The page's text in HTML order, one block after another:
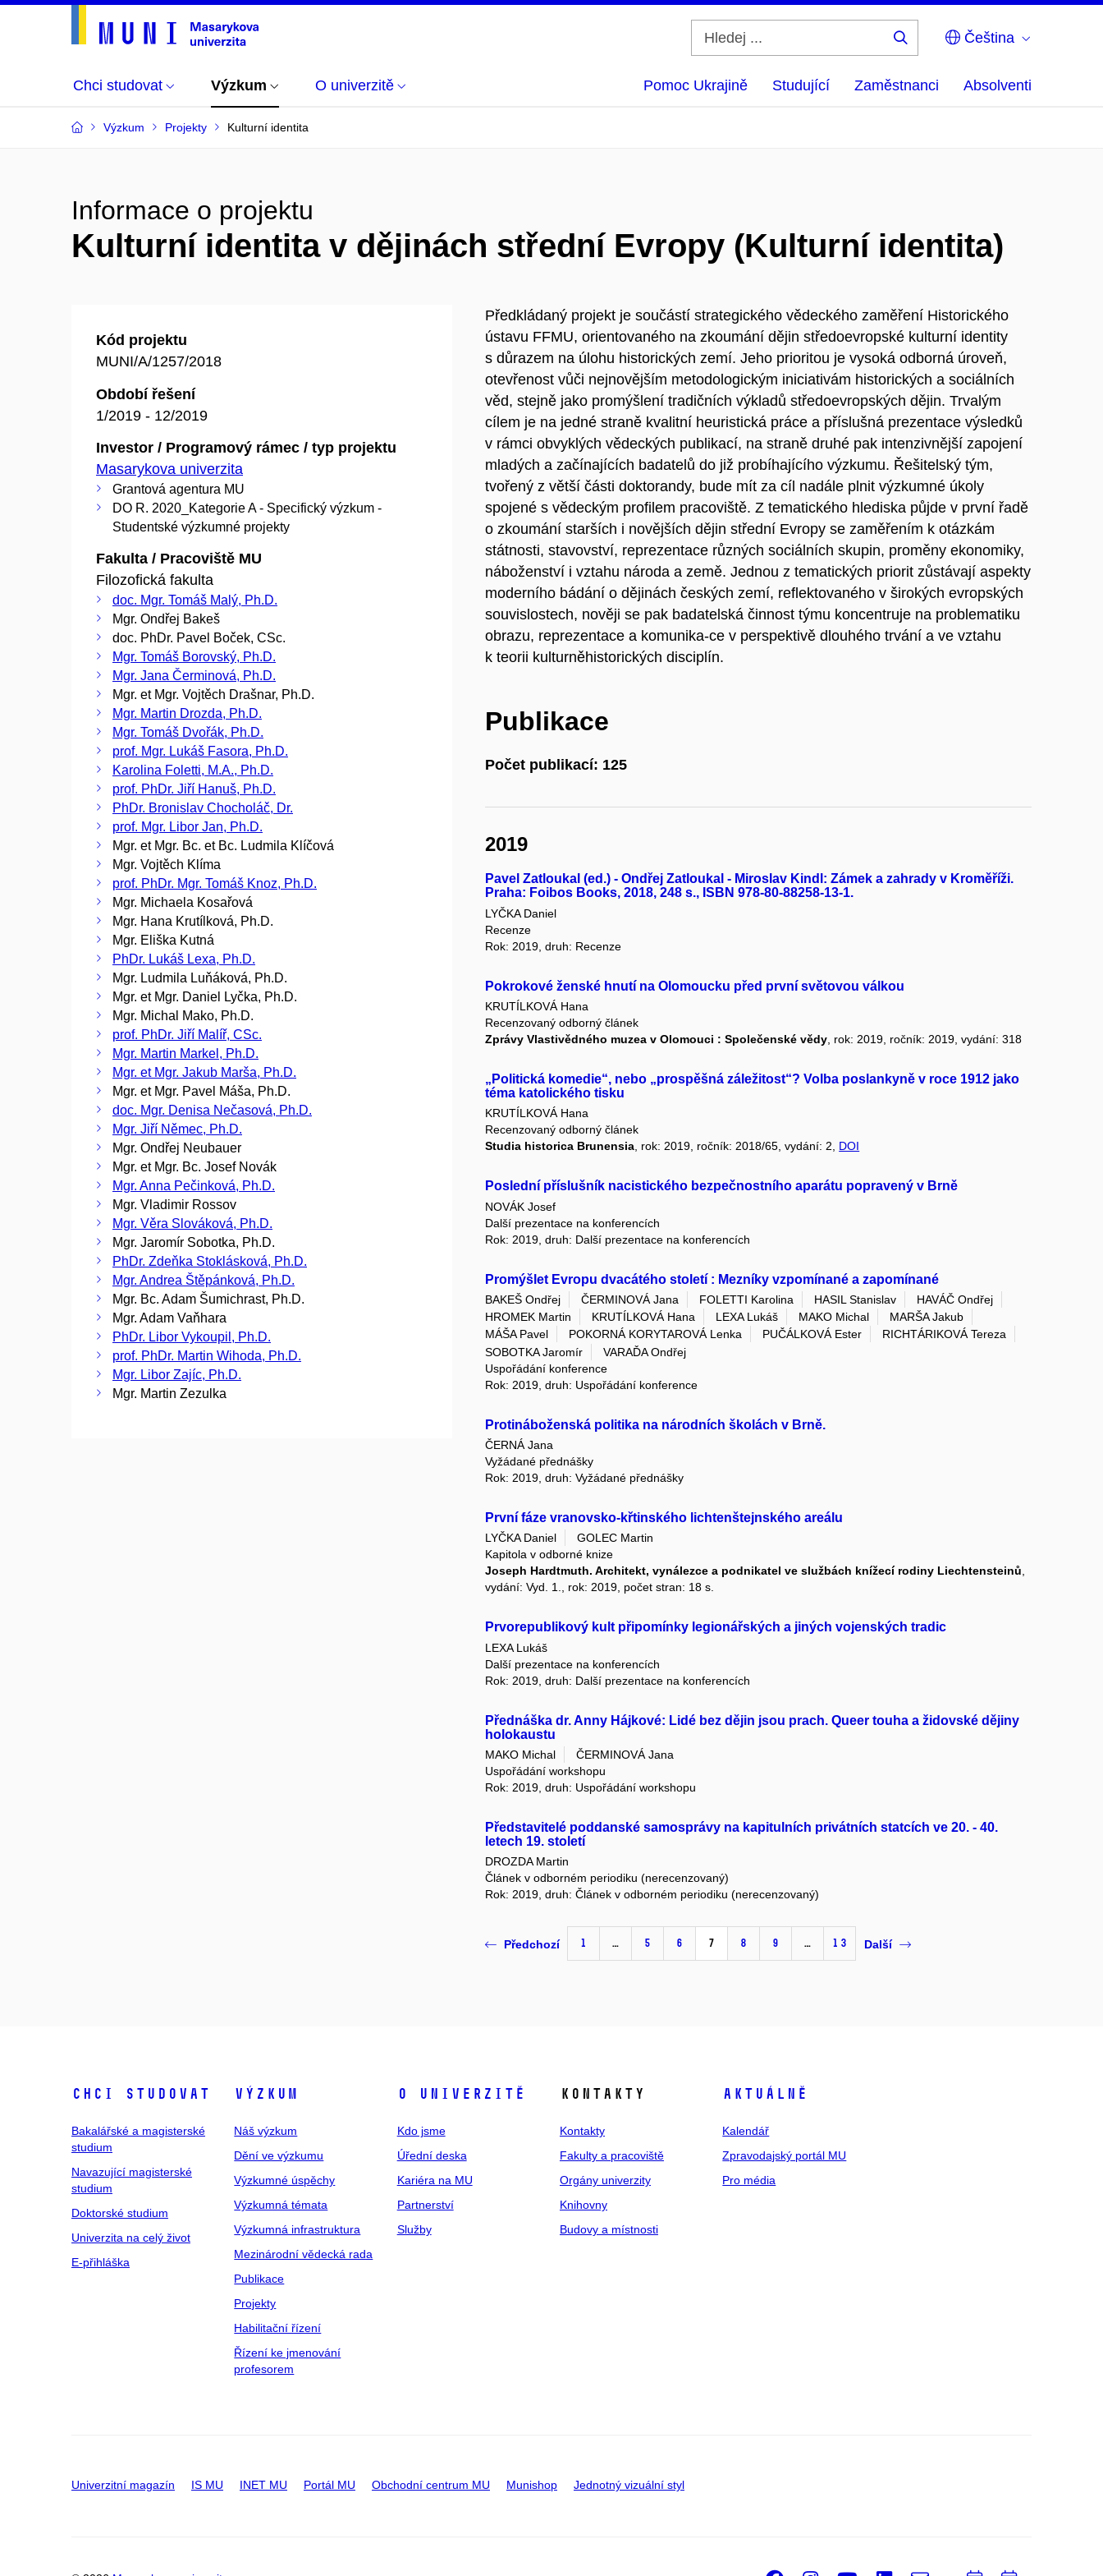
Čeština
Chci studovat Výzkum O univerzitě Pomoc Ukrajině Studující Zaměstnanci Absolventi
Výzkum Projekty Kulturní identita
Informace o projektu
Kulturní identita v dějinách střední Evropy (Kulturní identita)
Kód projektu
MUNI/A/1257/2018
Období řešení
1/2019 - 12/2019
Investor / Programový rámec / typ projektu
Masarykova univerzita
Grantová agentura MU
DO R. 2020_Kategorie A - Specifický výzkum -
Studentské výzkumné projekty
Fakulta / Pracoviště MU
Filozofická fakulta
doc. Mgr. Tomáš Malý, Ph.D.
Mgr. Ondřej Bakeš
doc. PhDr. Pavel Boček, CSc.
Mgr. Tomáš Borovský, Ph.D.
Mgr. Jana Čerminová, Ph.D.
Mgr. et Mgr. Vojtěch Drašnar, Ph.D.
Mgr. Martin Drozda, Ph.D.
Mgr. Tomáš Dvořák, Ph.D.
prof. Mgr. Lukáš Fasora, Ph.D.
Karolina Foletti, M.A., Ph.D.
prof. PhDr. Jiří Hanuš, Ph.D.
PhDr. Bronislav Chocholáč, Dr.
prof. Mgr. Libor Jan, Ph.D.
Mgr. et Mgr. Bc. et Bc. Ludmila Klíčová
Mgr. Vojtěch Klíma
prof. PhDr. Mgr. Tomáš Knoz, Ph.D.
Mgr. Michaela Kosařová
Mgr. Hana Krutílková, Ph.D.
Mgr. Eliška Kutná
PhDr. Lukáš Lexa, Ph.D.
Mgr. Ludmila Luňáková, Ph.D.
Mgr. et Mgr. Daniel Lyčka, Ph.D.
Mgr. Michal Mako, Ph.D.
prof. PhDr. Jiří Malíř, CSc.
Mgr. Martin Markel, Ph.D.
Mgr. et Mgr. Jakub Marša, Ph.D.
Mgr. et Mgr. Pavel Máša, Ph.D.
doc. Mgr. Denisa Nečasová, Ph.D.
Mgr. Jiří Němec, Ph.D.
Mgr. Ondřej Neubauer
Mgr. et Mgr. Bc. Josef Novák
Mgr. Anna Pečinková, Ph.D.
Mgr. Vladimir Rossov
Mgr. Věra Slováková, Ph.D.
Mgr. Jaromír Sobotka, Ph.D.
PhDr. Zdeňka Stoklásková, Ph.D.
Mgr. Andrea Štěpánková, Ph.D.
Mgr. Bc. Adam Šumichrast, Ph.D.
Mgr. Adam Vaňhara
PhDr. Libor Vykoupil, Ph.D.
prof. PhDr. Martin Wihoda, Ph.D.
Mgr. Libor Zajíc, Ph.D.
Mgr. Martin Zezulka
Předkládaný projekt je součástí strategického vědeckého zaměření Historického
ústavu FFMU, orientovaného na zkoumání dějin středoevropské kulturní identity
s důrazem na úlohu historických zemí. Jeho prioritou je vysoká odborná úroveň,
otevřenost vůči nejnovějším metodologickým iniciativám historických a sociálních
věd, stejně jako promýšlení tradičních výkladů středoevropských dějin. Trvalým
cílem je na jedné straně kvalitní heuristická práce a příslušná prezentace výsledků
v rámci obvyklých vědeckých publikací, na straně druhé pak intenzivnější zapojení
mladých a začínajících badatelů do již probíhajícího výzkumu. Řešitelský tým,
tvořený z větší části doktorandy, bude mít za cíl nadále plnit výzkumné úkoly
spojené s vědeckým profilem pracoviště. Z tematického hlediska půjde v první řadě
o zkoumání starších i novějších dějin střední Evropy se zaměřením k otázkám
státnosti, stavovství, reprezentace různých sociálních skupin, proměny ekonomiky,
náboženství i vztahu národa a země. Jednou z tematických priorit zůstávají aspekty
moderního bádání o dějinách českých zemí, reflektovaného v širokých evropských
souvislostech, nověji se pak badatelská činnost týmu koncentruje na problematiku
obrazu, reprezentace a komunika-ce v perspektivě dlouhého trvání a ve vztahu
k teorii kulturněhistorických disciplín.
Publikace
Počet publikací: 125
2019
Pavel Zatloukal (ed.) - Ondřej Zatloukal - Miroslav Kindl: Zámek a zahrady v Kroměříži.
Praha: Foibos Books, 2018, 248 s., ISBN 978-80-88258-13-1.
LYČKA Daniel
Recenze
Rok: 2019, druh: Recenze
Pokrokové ženské hnutí na Olomoucku před první světovou válkou
KRUTÍLKOVÁ Hana
Recenzovaný odborný článek
Zprávy Vlastivědného muzea v Olomouci : Společenské vědy , rok: 2019, ročník: 2019, vydání: 318
„Politická komedie“, nebo „prospěšná záležitost“? Volba poslankyně v roce 1912 jako
téma katolického tisku
KRUTÍLKOVÁ Hana
Recenzovaný odborný článek
Studia historica Brunensia, rok: 2019, ročník: 2018/65, vydání: 2, DOI
Poslední příslušník nacistického bezpečnostního aparátu popravený v Brně
NOVÁK Josef
Další prezentace na konferencích
Rok: 2019, druh: Další prezentace na konferencích
Promýšlet Evropu dvacátého století : Mezníky vzpomínané a zapomínané
BAKEŠ Ondřej ČERMINOVÁ Jana FOLETTI Karolina HASIL Stanislav
HAVÁČ Ondřej
HROMEK Martin
KRUTÍLKOVÁ Hana LEXA Lukáš MAKO Michal
MARŠA Jakub
MÁŠA Pavel
POKORNÁ KORYTAROVÁ Lenka PUČÁLKOVÁ Ester
RICHTÁRIKOVÁ Tereza
SOBOTKA Jaromír
VARAĎA Ondřej
Uspořádání konference
Rok: 2019, druh: Uspořádání konference
Protináboženská politika na národních školách v Brně.
ČERNÁ Jana
Vyžádané přednášky
Rok: 2019, druh: Vyžádané přednášky
První fáze vranovsko-křtinského lichtenštejnského areálu
LYČKA Daniel
GOLEC Martin
Kapitola v odborné knize
Joseph Hardtmuth. Architekt, vynálezce a podnikatel ve službách knížecí rodiny Liechtensteinů,
vydání: Vyd. 1., rok: 2019, počet stran: 18 s.
Prvorepublikový kult připomínky legionářských a jiných vojenských tradic
LEXA Lukáš
Další prezentace na konferencích
Rok: 2019, druh: Další prezentace na konferencích
Přednáška dr. Anny Hájkové: Lidé bez dějin jsou prach. Queer touha a židovské dějiny
holokaustu
MAKO Michal
ČERMINOVÁ Jana
Uspořádání workshopu
Rok: 2019, druh: Uspořádání workshopu
Představitelé poddanské samosprávy na kapitulních privátních statcích ve 20. - 40.
letech 19. století
DROZDA Martin
Článek v odborném periodiku (nerecenzovaný)
Rok: 2019, druh: Článek v odborném periodiku (nerecenzovaný)
Předchozí 1 … 5 6 7 8 9 … 13 Další
Chci studovat
Bakalářské a magisterské
studium
Navazující magisterské
studium
Doktorské studium
Univerzita na celý život
E-přihláška
Výzkum
Náš výzkum
Dění ve výzkumu
Výzkumné úspěchy
Výzkumná témata
Výzkumná infrastruktura
Mezinárodní vědecká rada
Publikace
Projekty
Habilitační řízení
Řízení ke jmenování
profesorem
O univerzitě
Kdo jsme
Úřední deska
Kariéra na MU
Partnerství
Služby
Kontakty
Kontakty
Fakulty a pracoviště
Orgány univerzity
Knihovny
Budovy a místnosti
Aktuálně
Kalendář
Zpravodajský portál MU
Pro média
Univerzitní magazín IS MU INET MU Portál MU Obchodní centrum MU Munishop Jednotný vizuální styl